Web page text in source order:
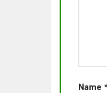
Name